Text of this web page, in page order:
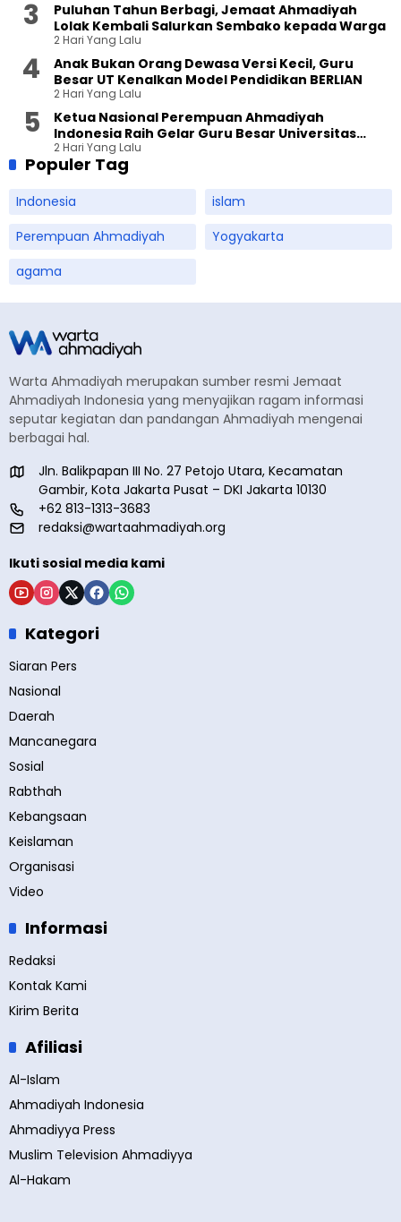
Puluhan Tahun Berbagi, Jemaat Ahmadiyah
Lolak Kembali Salurkan Sembako kepada Warga
2 Hari Yang Lalu
Anak Bukan Orang Dewasa Versi Kecil, Guru
Besar UT Kenalkan Model Pendidikan BERLIAN
2 Hari Yang Lalu
Ketua Nasional Perempuan Ahmadiyah
Indonesia Raih Gelar Guru Besar Universitas
Terbuka
2 Hari Yang Lalu
Populer Tag
Indonesia
islam
Perempuan Ahmadiyah
Yogyakarta
agama
Warta Ahmadiyah merupakan sumber resmi Jemaat
Ahmadiyah Indonesia yang menyajikan ragam informasi
seputar kegiatan dan pandangan Ahmadiyah mengenai
berbagai hal.
Jln. Balikpapan III No. 27 Petojo Utara, Kecamatan
Gambir, Kota Jakarta Pusat – DKI Jakarta 10130
+62 813-1313-3683
redaksi@wartaahmadiyah.org
Ikuti sosial media kami
Kategori
Siaran Pers
Nasional
Daerah
Mancanegara
Sosial
Rabthah
Kebangsaan
Keislaman
Organisasi
Video
Informasi
Redaksi
Kontak Kami
Kirim Berita
Afiliasi
Al-Islam
Ahmadiyah Indonesia
Ahmadiyya Press
Muslim Television Ahmadiyya
Al-Hakam